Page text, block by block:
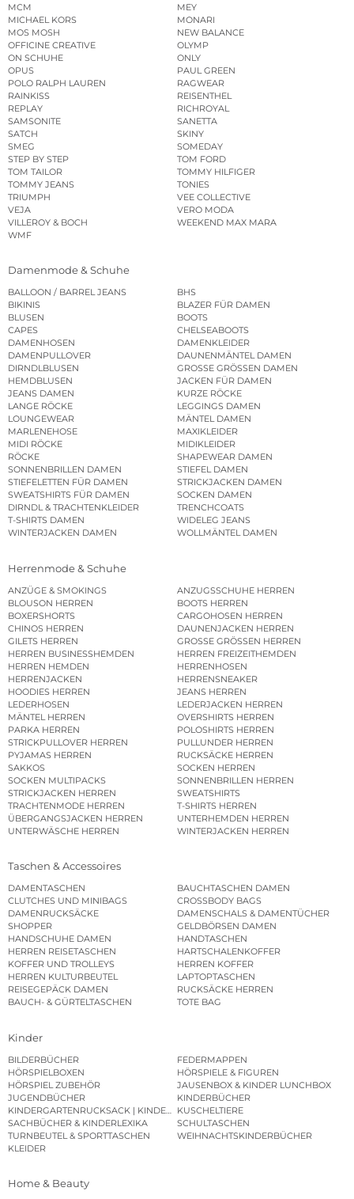
MCM
MEY
MICHAEL KORS
MONARI
MOS MOSH
NEW BALANCE
OFFICINE CREATIVE
OLYMP
ON SCHUHE
ONLY
OPUS
PAUL GREEN
POLO RALPH LAUREN
RAGWEAR
RAINKISS
REISENTHEL
REPLAY
RICHROYAL
SAMSONITE
SANETTA
SATCH
SKINY
SMEG
SOMEDAY
STEP BY STEP
TOM FORD
TOM TAILOR
TOMMY HILFIGER
TOMMY JEANS
TONIES
TRIUMPH
VEE COLLECTIVE
VEJA
VERO MODA
VILLEROY & BOCH
WEEKEND MAX MARA
WMF
Damenmode & Schuhe
BALLOON / BARREL JEANS
BHS
BIKINIS
BLAZER FÜR DAMEN
BLUSEN
BOOTS
CAPES
CHELSEABOOTS
DAMENHOSEN
DAMENKLEIDER
DAMENPULLOVER
DAUNENMÄNTEL DAMEN
DIRNDLBLUSEN
GROSSE GRÖSSEN DAMEN
HEMDBLUSEN
JACKEN FÜR DAMEN
JEANS DAMEN
KURZE RÖCKE
LANGE RÖCKE
LEGGINGS DAMEN
LOUNGEWEAR
MÄNTEL DAMEN
MARLENEHOSE
MAXIKLEIDER
MIDI RÖCKE
MIDIKLEIDER
RÖCKE
SHAPEWEAR DAMEN
SONNENBRILLEN DAMEN
STIEFEL DAMEN
STIEFELETTEN FÜR DAMEN
STRICKJACKEN DAMEN
SWEATSHIRTS FÜR DAMEN
SOCKEN DAMEN
DIRNDL & TRACHTENKLEIDER
TRENCHCOATS
T-SHIRTS DAMEN
WIDELEG JEANS
WINTERJACKEN DAMEN
WOLLMÄNTEL DAMEN
Herrenmode & Schuhe
ANZÜGE & SMOKINGS
ANZUGSSCHUHE HERREN
BLOUSON HERREN
BOOTS HERREN
BOXERSHORTS
CARGOHOSEN HERREN
CHINOS HERREN
DAUNENJACKEN HERREN
GILETS HERREN
GROSSE GRÖSSEN HERREN
HERREN BUSINESSHEMDEN
HERREN FREIZEITHEMDEN
HERREN HEMDEN
HERRENHOSEN
HERRENJACKEN
HERRENSNEAKER
HOODIES HERREN
JEANS HERREN
LEDERHOSEN
LEDERJACKEN HERREN
MÄNTEL HERREN
OVERSHIRTS HERREN
PARKA HERREN
POLOSHIRTS HERREN
STRICKPULLOVER HERREN
PULLUNDER HERREN
PYJAMAS HERREN
RUCKSÄCKE HERREN
SAKKOS
SOCKEN HERREN
SOCKEN MULTIPACKS
SONNENBRILLEN HERREN
STRICKJACKEN HERREN
SWEATSHIRTS
TRACHTENMODE HERREN
T-SHIRTS HERREN
ÜBERGANGSJACKEN HERREN
UNTERHEMDEN HERREN
UNTERWÄSCHE HERREN
WINTERJACKEN HERREN
Taschen & Accessoires
DAMENTASCHEN
BAUCHTASCHEN DAMEN
CLUTCHES UND MINIBAGS
CROSSBODY BAGS
DAMENRUCKSÄCKE
DAMENSCHALS & DAMENTÜCHER
SHOPPER
GELDBÖRSEN DAMEN
HANDSCHUHE DAMEN
HANDTASCHEN
HERREN REISETASCHEN
HARTSCHALENKOFFER
KOFFER UND TROLLEYS
HERREN KOFFER
HERREN KULTURBEUTEL
LAPTOPTASCHEN
REISEGEPÄCK DAMEN
RUCKSÄCKE HERREN
BAUCH- & GÜRTELTASCHEN
TOTE BAG
Kinder
BILDERBÜCHER
FEDERMAPPEN
HÖRSPIELBOXEN
HÖRSPIELE & FIGUREN
HÖRSPIEL ZUBEHÖR
JAUSENBOX & KINDER LUNCHBOX
JUGENDBÜCHER
KINDERBÜCHER
KINDERGARTENRUCKSACK | KINDERGARTENBEUTEL
KUSCHELTIERE
SACHBÜCHER & KINDERLEXIKA
SCHULTASCHEN
TURNBEUTEL & SPORTTASCHEN
WEIHNACHTSKINDERBÜCHER
KLEIDER
Home & Beauty